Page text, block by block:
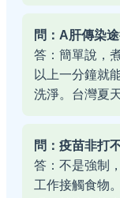
問：A肝傳染
答：簡單說，
以上一分鐘就
洗淨。台灣夏
問：疫苗非打
答：不是強制
工作接觸食物